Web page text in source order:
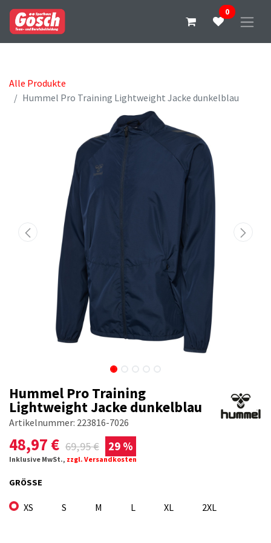
0
Alle Produkte
Hummel Pro Training Lightweight Jacke dunkelblau
Hummel Pro Training
Lightweight Jacke dunkelblau
Artikelnummer: 223816-7026
48,97 € 69,95€ 29 %
Inklusive MwSt., zzgl. Versandkosten
GRÖSSE
XS S M L XL 2XL